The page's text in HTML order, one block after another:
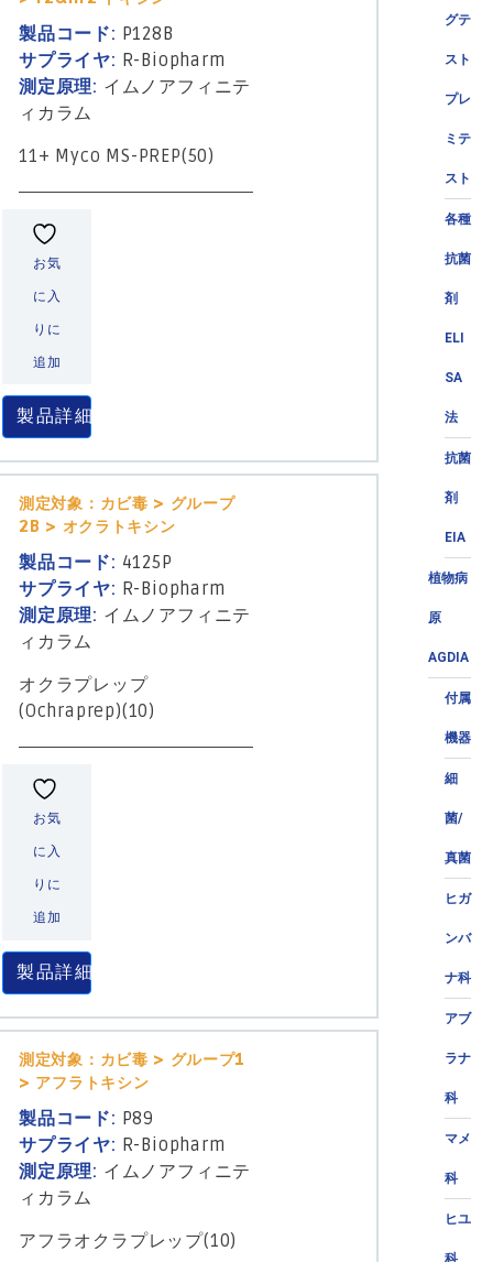
グテ
スト
プレ
ミテ
スト
各種
抗菌
剤
ELI
SA
法
抗菌
剤
EIA
植物病
原
AGDIA
付属
機器
細
菌/
真菌
ヒガ
ンバ
ナ科
アブ
ラナ
科
マメ
科
ヒユ
製品コード: P128B
サプライヤ: R-Biopharm
測定原理: イムノアフィニテ
ィカラム
11+ Myco MS-PREP(50)
お気
に入
りに
追加
製品詳細
測定対象：カビ毒 > グループ
2B > オクラトキシン
製品コード: 4125P
サプライヤ: R-Biopharm
測定原理: イムノアフィニテ
ィカラム
オクラプレップ
(Ochraprep)(10)
お気
に入
りに
追加
製品詳細
測定対象：カビ毒 > グループ1
> アフラトキシン
製品コード: P89
サプライヤ: R-Biopharm
測定原理: イムノアフィニテ
ィカラム
アフラオクラプレップ(10)